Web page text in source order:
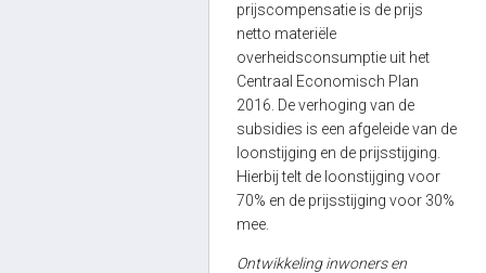
prijscompensatie is de prijs
netto materiële
overheidsconsumptie uit het
Centraal Economisch Plan
2016. De verhoging van de
subsidies is een afgeleide van de
loonstijging en de prijsstijging.
Hierbij telt de loonstijging voor
70% en de prijsstijging voor 30%
mee.
Ontwikkeling inwoners en